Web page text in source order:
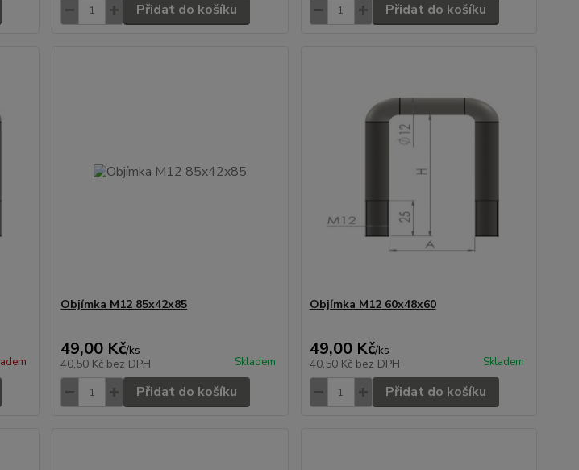
Přidat do košíku Přidat do košíku
Objímka M12 85x42x85
49,00 Kč/ks
40,50 Kč bez DPH Skladem
Přidat do košíku
Objímka M12 60x48x60
49,00 Kč/ks
40,50 Kč bez DPH Skladem
Přidat do košíku